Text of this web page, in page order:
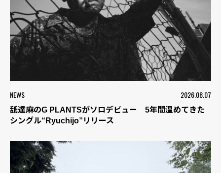
NEWS 2026.08.07
舐達麻のG PLANTSがソロデビュー 5年間温めてきた
シングル“Ryuchijo”リリース